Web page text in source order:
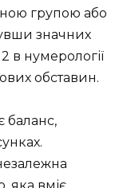
групою або
значних
в нумерології
обставин.
баланс,